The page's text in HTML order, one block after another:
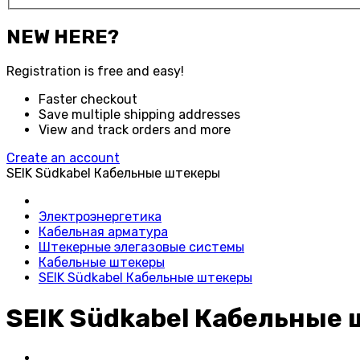
NEW HERE?
Registration is free and easy!
Faster checkout
Save multiple shipping addresses
View and track orders and more
Create an account
SEIK Südkabel Кабельные штекеры
Электроэнергетика
Кабельная арматура
Штекерные элегазовые системы
Кабельные штекеры
SEIK Südkabel Кабельные штекеры
SEIK Südkabel Кабельные